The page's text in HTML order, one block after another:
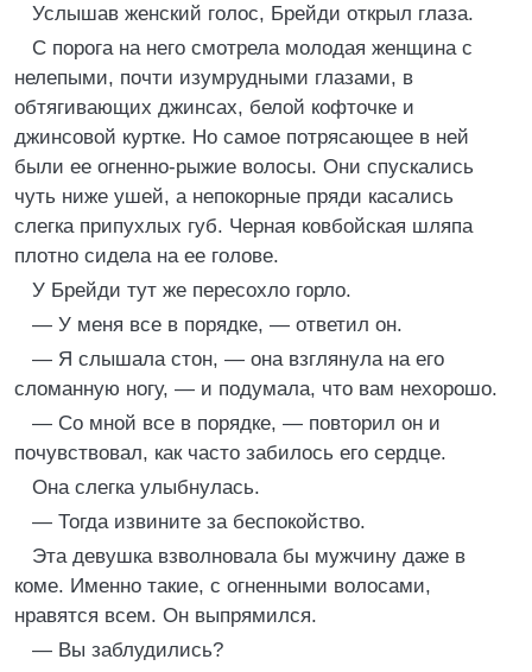
Услышав женский голос, Брейди открыл глаза.
С порога на него смотрела молодая женщина с
нелепыми, почти изумрудными глазами, в
обтягивающих джинсах, белой кофточке и
джинсовой куртке. Но самое потрясающее в ней
были ее огненно-рыжие волосы. Они спускались
чуть ниже ушей, а непокорные пряди касались
слегка припухлых губ. Черная ковбойская шляпа
плотно сидела на ее голове.
У Брейди тут же пересохло горло.
— У меня все в порядке, — ответил он.
— Я слышала стон, — она взглянула на его
сломанную ногу, — и подумала, что вам нехорошо.
— Со мной все в порядке, — повторил он и
почувствовал, как часто забилось его сердце.
Она слегка улыбнулась.
— Тогда извините за беспокойство.
Эта девушка взволновала бы мужчину даже в
коме. Именно такие, с огненными волосами,
нравятся всем. Он выпрямился.
— Вы заблудились?